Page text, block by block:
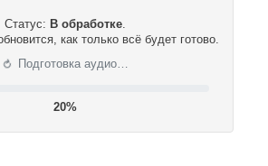
Статус: В обработке.
как только всё будет готово.
⟳ Подготовка аудио…
20%